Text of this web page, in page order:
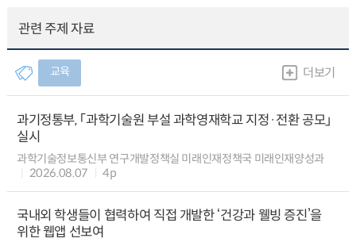
관련 주제 자료
교육 더보기
과기정통부, 「과학기술원 부설 과학영재학교 지정·전환 공모」
실시
과학기술정보통신부 연구개발정책실 미래인재정책국 미래인재양성과
2026.08.07
4p
국내외 학생들이 협력하여 직접 개발한 ‘건강과 웰빙 증진’을
위한 웹앱 선보여